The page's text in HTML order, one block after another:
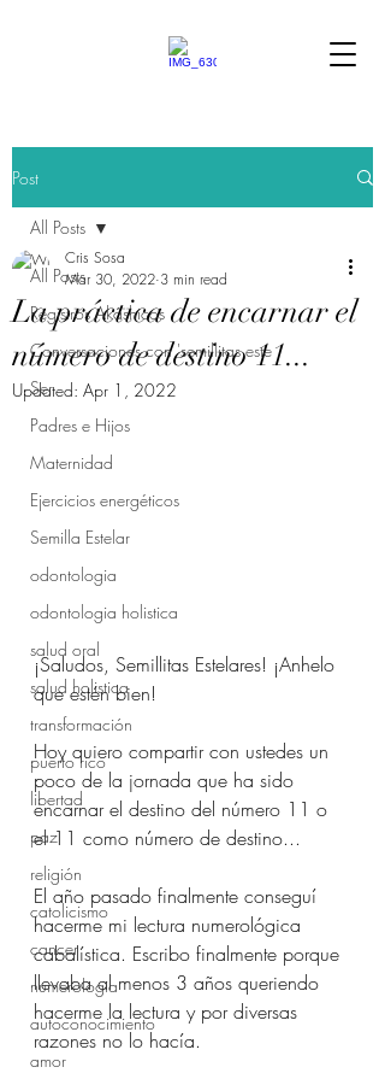
Post
All Posts
Registros Akáshicos
Conversaciones con 'semillitas este
Ser
Padres e Hijos
Maternidad
Ejercicios energéticos
Semilla Estelar
odontologia
odontologia holistica
salud oral
salud holistica
transformación
puerto rico
libertad
paz
religión
catolicismo
cancer
numerologia
autoconocimiento
amor
All Posts
La práctica de encarnar el
número de destino 11...
Cris Sosa
Mar 30, 2022 3 min read
Updated: Apr 1, 2022
¡Saludos, Semillitas Estelares! ¡Anhelo
que estén bien!
Hoy quiero compartir con ustedes un
poco de la jornada que ha sido
encarnar el destino del número 11 o
el 11 como número de destino...
El año pasado finalmente conseguí
hacerme mi lectura numerológica
cabalística. Escribo finalmente porque
llevaba al menos 3 años queriendo
hacerme la lectura y por diversas
razones no lo hacía.